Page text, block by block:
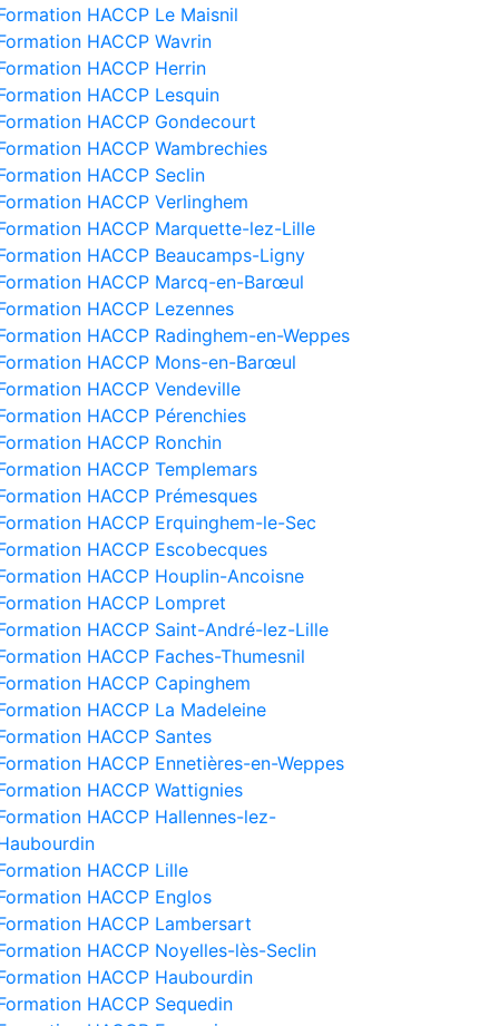
HACCP Le Maisnil
HACCP Wavrin
HACCP Herrin
HACCP Lesquin
HACCP Gondecourt
HACCP Wambrechies
HACCP Seclin
HACCP Verlinghem
HACCP Marquette-lez-Lille
HACCP Beaucamps-Ligny
HACCP Marcq-en-Barœul
HACCP Lezennes
HACCP Radinghem-en-Weppes
HACCP Mons-en-Barœul
HACCP Vendeville
HACCP Pérenchies
HACCP Ronchin
HACCP Templemars
HACCP Prémesques
HACCP Erquinghem-le-Sec
HACCP Escobecques
HACCP Houplin-Ancoisne
HACCP Lompret
HACCP Saint-André-lez-Lille
HACCP Faches-Thumesnil
HACCP Capinghem
HACCP La Madeleine
HACCP Santes
HACCP Ennetières-en-Weppes
HACCP Wattignies
HACCP Hallennes-lez-
HACCP Lille
HACCP Englos
HACCP Lambersart
HACCP Noyelles-lès-Seclin
HACCP Haubourdin
HACCP Sequedin